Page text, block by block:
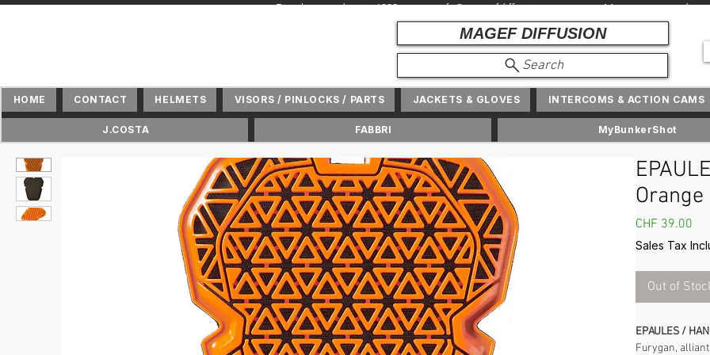
+ Distributeur depuis 1982 + info@ magefdiffusion.com + Marques et produits
MAGEF DIFFUSION
Search
Orange
CHF 39.00
Sales Tax
Out of
EPAULES /
Furygan,
HOME CONTACT HELMETS VISORS / PINLOCKS / PARTS JACKETS & GLOVES INTERCOMS & ACTION CAMS
J.COSTA FABBRI MyBunkerShot